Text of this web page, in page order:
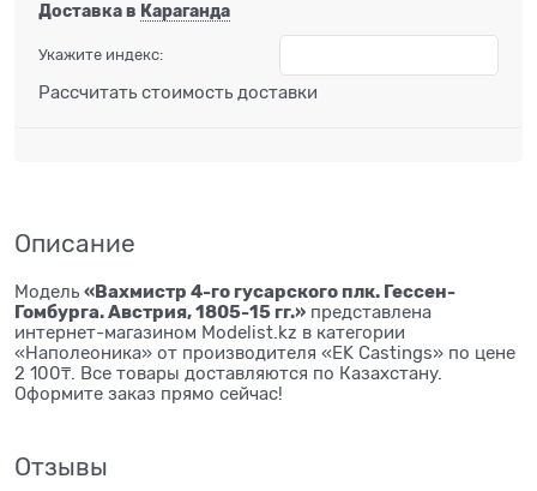
Доставка в Караганда
Укажите индекс:
Рассчитать стоимость доставки
Описание
Модель «Вахмистр 4-го гусарского плк. Гессен-
Гомбурга. Австрия, 1805-15 гг.» представлена
интернет-магазином Modelist.kz в категории
«Наполеоника» от производителя «EK Castings» по цене
2 100₸. Все товары доставляются по Казахстану.
Оформите заказ прямо сейчас!
Отзывы